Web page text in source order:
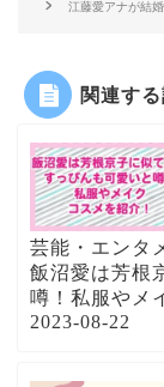
江藤愛アナが結
関連す
芸能・エンタ
飯沼愛は芳根
噂！私服やメ
2023-08-22